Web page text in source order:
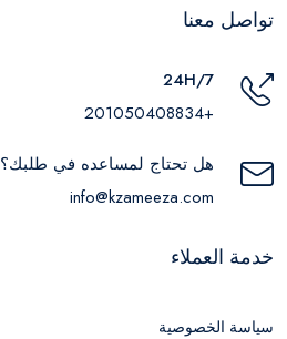
تواصل معنا
24H/7
+201050408834
هل تحتاج لمساعده في طلبك؟
info@kzameeza.com
خدمة العملاء
سياسة الخصوصية